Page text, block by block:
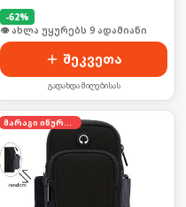
-62%
🛒 ბოლო 24სთ-ში იყიდა 11-მა
შეკვეთა
გადახდა მიღებისას
მარაგი იწურება